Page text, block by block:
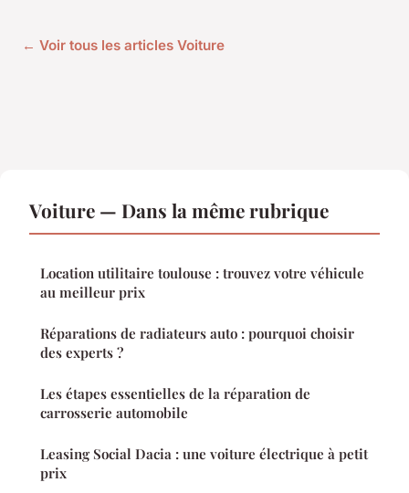
← Voir tous les articles Voiture
Voiture — Dans la même rubrique
Location utilitaire toulouse : trouvez votre véhicule
au meilleur prix
Réparations de radiateurs auto : pourquoi choisir
des experts ?
Les étapes essentielles de la réparation de
carrosserie automobile
Leasing Social Dacia : une voiture électrique à petit
prix